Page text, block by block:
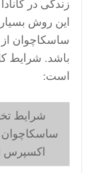
زندگی در
این روش
ساسکاچوان
باشد. شرایط
است:
شرایط
اکسپرس